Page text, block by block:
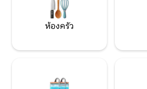
ห้องครัว